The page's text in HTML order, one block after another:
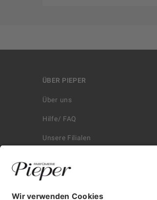
ÜBER PIEPER
Über uns
Hilfe/ FAQ
Unsere Filialen
Historie
Affiliate